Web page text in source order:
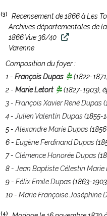
(3)
Recensement de 1866 à Les
Archives départementales de
1866 Vue 36/40
Varenne
Composition du foyer :
1 - François Dupas (1822-
2 - Marie Letort (1827-1903) ,
3 - François Xavier René Dupas
4 - Julien Valentin Dupas (1855-
5 - Alexandre Marie Dupas
6 - Eugène Ferdinand Dupas
7 - Clémence Honorée Dupas
8 - Jean Baptiste Célestin Marie
9 - Félix Emile Dupas (1863-
10 - Marie Françoise Joséphine
(4)